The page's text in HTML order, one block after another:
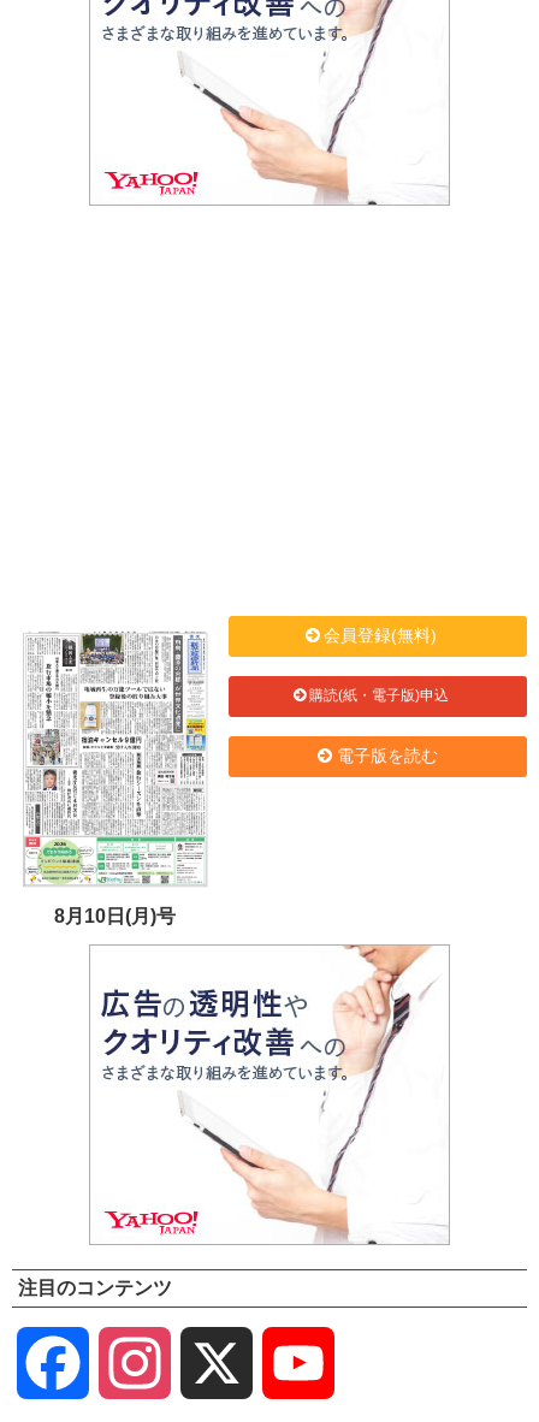
8月10日(月)号
会員登録(無料)
購読(紙・電子版)申込
電子版を読む
注目のコンテンツ
Facebook Instagram